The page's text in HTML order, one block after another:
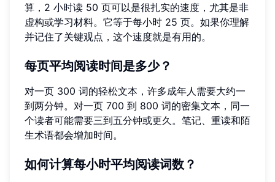
算，2 小时读 50 页可以是很扎实的速度，尤其是非
虚构或学习材料。它等于每小时 25 页。如果你理解
并记住了关键观点，这个速度就是有用的。
每页平均阅读时间是多少？
对一页 300 词的轻松文本，许多成年人需要大约一
到两分钟。对一页 700 到 800 词的密集文本，同一
个读者可能需要三到五分钟或更久。笔记、重读和陌
生术语都会增加时间。
如何计算每小时平均阅读词数？